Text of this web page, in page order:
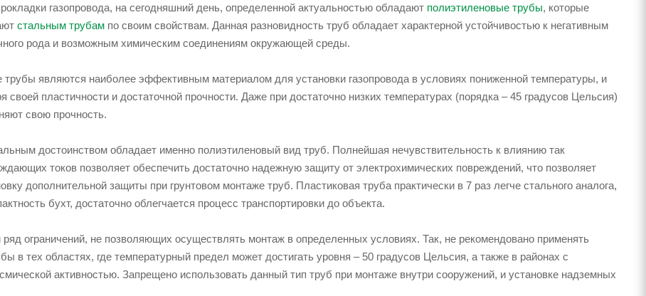
газопровода, на сегодняшний день, определенной актуальностью обладают полиэтиленовые трубы, которые
стальным трубам по своим свойствам. Данная разновидность труб обладает характерной устойчивостью к негативным
рода и возможным химическим соединениям окружающей среды.
являются наиболее эффективным материалом для установки газопровода в условиях пониженной температуры, и
своей пластичности и достаточной прочности. Даже при достаточно низких температурах (порядка – 45 градусов Цельсия)
свою прочность.
достоинством обладает именно полиэтиленовый вид труб. Полнейшая нечувствительность к влиянию так
токов позволяет обеспечить достаточно надежную защиту от электрохимических повреждений, что позволяет
дополнительной защиты при грунтовом монтаже труб. Пластиковая труба практически в 7 раз легче стального аналога,
бухт, достаточно облегчается процесс транспортировки до объекта.
ограничений, не позволяющих осуществлять монтаж в определенных условиях. Так, не рекомендовано применять
в тех областях, где температурный предел может достигать уровня – 50 градусов Цельсия, а также в районах с
активностью. Запрещено использовать данный тип труб при монтаже внутри сооружений, и установке надземных